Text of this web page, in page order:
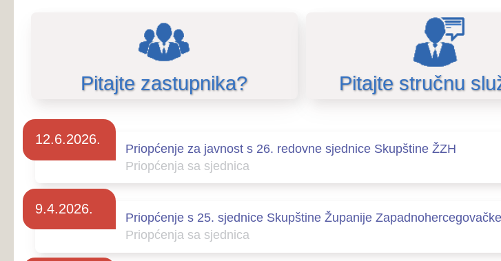
Pitajte zastupnika? Pitajte stručnu službu?
Priopćenje za javnost s 26. redovne sjednice Skupštine ŽZH
Priopćenja sa sjednica
Priopćenje s 25. sjednice Skupštine Županije Zapadnohercegovačke
9.4.2026.
Priopćenja sa sjednica
Priopćenje za javnost s 24. redovne sjednice Skupštine ŽZH
Priopćenja sa sjednica
Priopćenje za javnost s 23. redovne sjednice Skupštine ŽZH
Priopćenja sa sjednica